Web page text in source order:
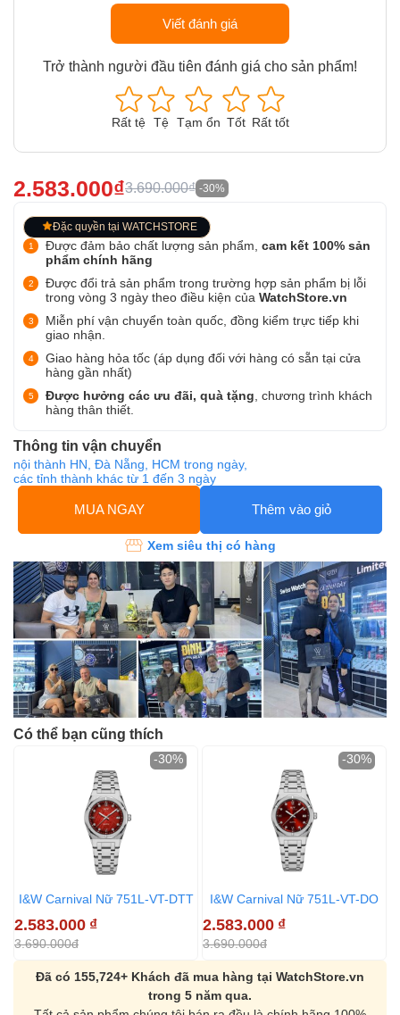
Viết đánh giá
Trở thành người đầu tiên đánh giá cho sản phẩm!
Rất tệ Tệ Tạm ổn Tốt Rất tốt
2.583.000₫3.690.000₫ -30%
Đặc quyền tại WATCHSTORE
Được đảm bảo chất lượng sản phẩm, cam kết 100% sản
phẩm chính hãng
Được đổi trả sản phẩm trong trường hợp sản phẩm bị lỗi
trong vòng 3 ngày theo điều kiện của WatchStore.vn
Miễn phí vận chuyển toàn quốc, đồng kiểm trực tiếp khi
giao nhận.
Giao hàng hỏa tốc (áp dụng đối với hàng có sẵn tại cửa
hàng gần nhất)
Được hưởng các ưu đãi, quà tặng , chương trình khách
hàng thân thiết.
Thông tin vận chuyển
nội thành HN, Đà Nẵng, HCM trong ngày,
các tỉnh thành khác từ 1 đến 3 ngày
MUA NGAY Thêm vào giỏ
Xem siêu thị có hàng
Có thể bạn cũng thích
I&W Carnival Nữ 751L-VT-DTT
2.583.000 ₫
3.690.000đ
-30%
I&W Carnival Nữ 751L-VT-DO
2.583.000 ₫
3.690.000đ
-30%
Đã có 155,724+ Khách đã mua hàng tại WatchStore.vn
trong 5 năm qua.